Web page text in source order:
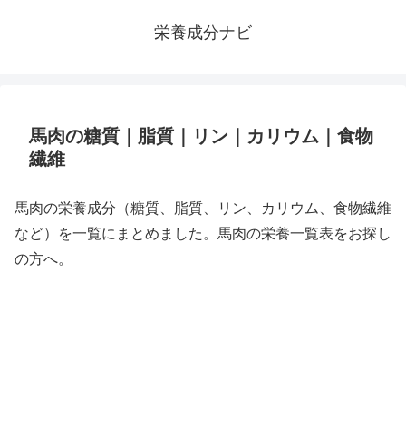
栄養成分ナビ
馬肉の糖質｜脂質｜リン｜カリウム｜食物
繊維
馬肉の栄養成分（糖質、脂質、リン、カリウム、食物繊維
など）を一覧にまとめました。馬肉の栄養一覧表をお探し
の方へ。